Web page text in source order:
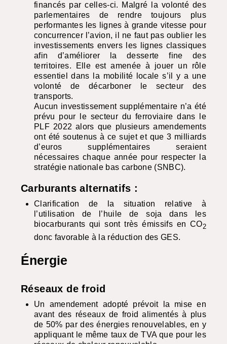
financés par celles-ci. Malgré la volonté des
parlementaires de rendre toujours plus
performantes les lignes à grande vitesse pour
concurrencer l’avion, il ne faut pas oublier les
investissements envers les lignes classiques
afin d’améliorer la desserte fine des
territoires. Elle est amenée à jouer un rôle
essentiel dans la mobilité locale s’il y a une
volonté de décarboner le secteur des
transports.
Aucun investissement supplémentaire n’a été
prévu pour le secteur du ferroviaire dans le
PLF2022 alors que plusieurs amendements
ont été soutenus à ce sujet et que 3 milliards
d’euros supplémentaires seraient
nécessaires chaque année pour respecter la
stratégie nationale bas carbone (SNBC).
Carburants alternatifs :
Clarification de la situation relative à
l’utilisation de l’huile de soja dans les
biocarburants qui sont très émissifs en CO2
donc favorable à la réduction des GES.
Énergie
Réseaux de froid
Un amendement adopté prévoit la mise en
avant des réseaux de froid alimentés à plus
de 50% par des énergies renouvelables, en y
appliquant le même taux deTVAque pour les